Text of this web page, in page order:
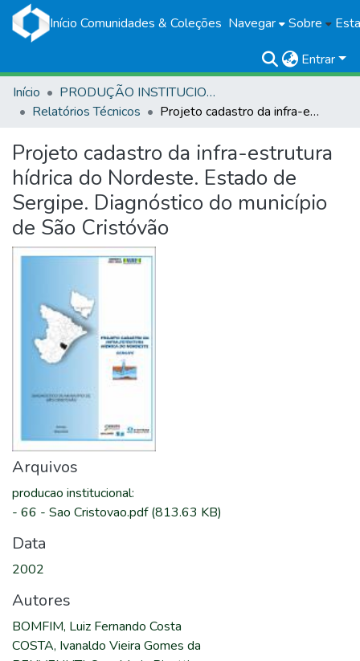
Início Comunidades & Coleções Navegar Sobre
Entrar
Início
PRODUÇÃO INSTITUCIONAL
Relatórios Técnicos
Projeto cadastro da infra-estrutura hídrica do Nordeste. Estado de Sergipe. Diagnóstico do município de São Cristóvão
Projeto cadastro da infra-estrutura
hídrica do Nordeste. Estado de
Sergipe. Diagnóstico do município
de São Cristóvão
Arquivos
producao institucional:
- 66 - Sao Cristovao.pdf(813.63 KB)
Data
2002
Autores
BOMFIM, Luiz Fernando Costa
COSTA, Ivanaldo Vieira Gomes da